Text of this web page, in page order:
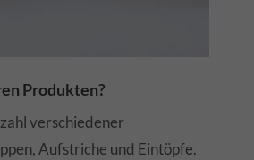
Produkten?
verschiedener
Aufstriche und Eintöpfe.